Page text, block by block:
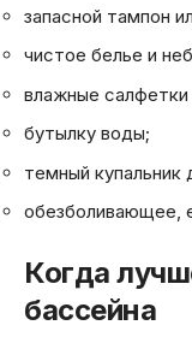
запасной тампон
чистое белье и
влажные салфетки
бутылку воды;
темный купальник
обезболивающее,
Когда
бассейна